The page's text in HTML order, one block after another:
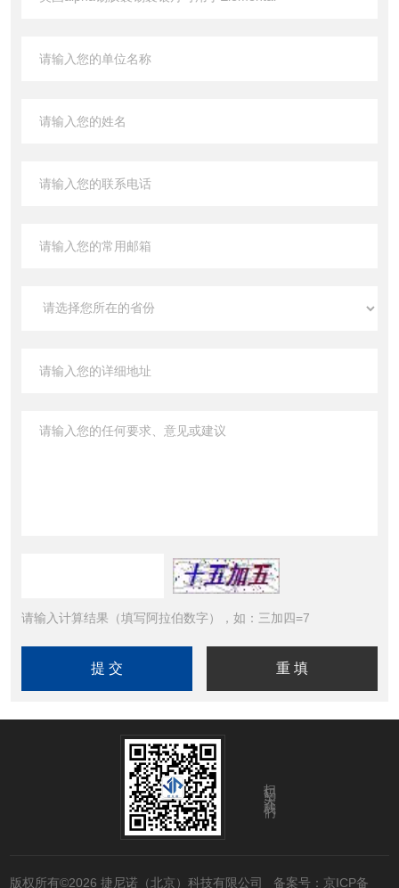
请输入计算结果（填写阿拉伯数字），如：三加四=7
扫码关注我们
版权所有©2026 捷尼诺（北京）科技有限公司 备案号：京ICP备